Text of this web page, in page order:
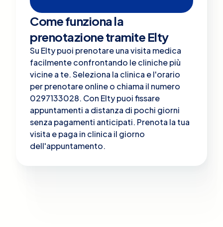
Come funziona la
prenotazione tramite Elty
Su Elty puoi prenotare una visita medica
facilmente confrontando le cliniche più
vicine a te. Seleziona la clinica e l'orario
per prenotare online o chiama il numero
0297133028. Con Elty puoi fissare
appuntamenti a distanza di pochi giorni
senza pagamenti anticipati. Prenota la tua
visita e paga in clinica il giorno
dell'appuntamento.